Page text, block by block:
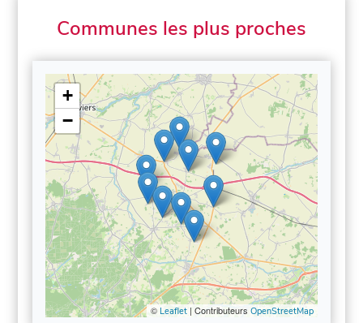
Communes les plus proches
+
−
© Leaflet| Contributeurs OpenStreetMap